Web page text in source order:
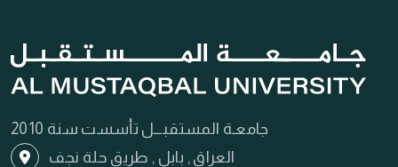
جامعـة المستقبـــل تأسست سنة 2010
العراق , بابل , طريق حلة نجف